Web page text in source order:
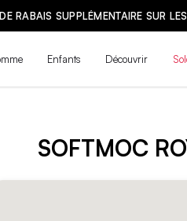
RABAIS SUPPLÉMENTAIRE SUR
Enfants Découvrir
SOFTMOC